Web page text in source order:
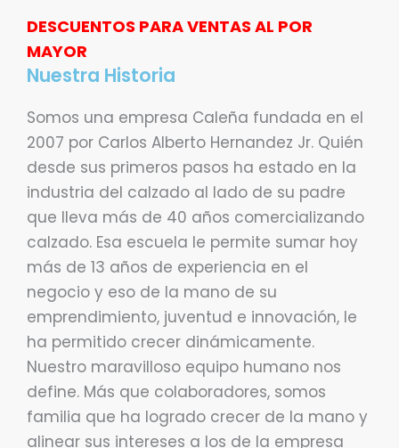
DESCUENTOS PARA VENTAS AL POR
MAYOR
Nuestra Historia
Somos una empresa Caleña fundada en el
2007 por Carlos Alberto Hernandez Jr. Quién
desde sus primeros pasos ha estado en la
industria del calzado al lado de su padre
que lleva más de 40 años comercializando
calzado. Esa escuela le permite sumar hoy
más de 13 años de experiencia en el
negocio y eso de la mano de su
emprendimiento, juventud e innovación, le
ha permitido crecer dinámicamente.
Nuestro maravilloso equipo humano nos
define. Más que colaboradores, somos
familia que ha logrado crecer de la mano y
alinear sus intereses a los de la empresa